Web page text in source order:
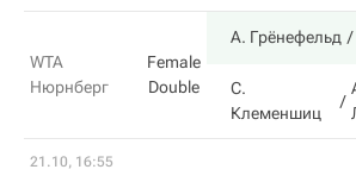
WTA
Нюрнберг
Female
Double
А. Грёнефельд
С.
Клеменшиц
21.10, 16:55